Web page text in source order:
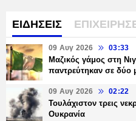
ΕΙΔΗΣΕΙΣ
09 Αυγ 2026 03:33
Μαζικός γάμος στη
παντρεύτηκαν σε δύο
09 Αυγ 2026 02:22
Τουλάχιστον τρεις
Ουκρανία